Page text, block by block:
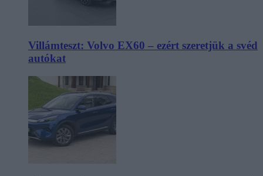
Villámteszt: Volvo EX60 – ezért szeretjük a svéd
autókat